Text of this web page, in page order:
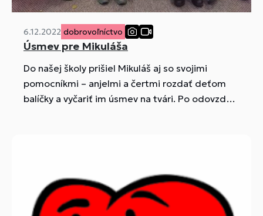
6.12.2022 dobrovoľníctvo
Úsmev pre Mikuláša
Do našej školy prišiel Mikuláš aj so svojimi
pomocníkmi – anjelmi a čertmi rozdať deťom
balíčky a vyčariť im úsmev na tvári. Po odovzdaní